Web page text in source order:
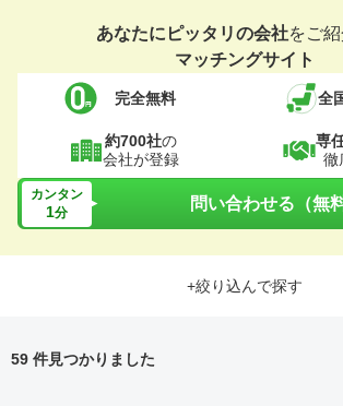
あなたにピッタリの会社をご
マッチングサイト
完全無料 全
約700社の
会社が登録
専
徹
カンタン
1分 問い合わせる（無料
+絞り込んで探す
59 件見つかりました